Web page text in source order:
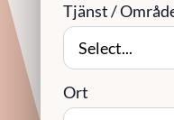
Tjänst /
Ort